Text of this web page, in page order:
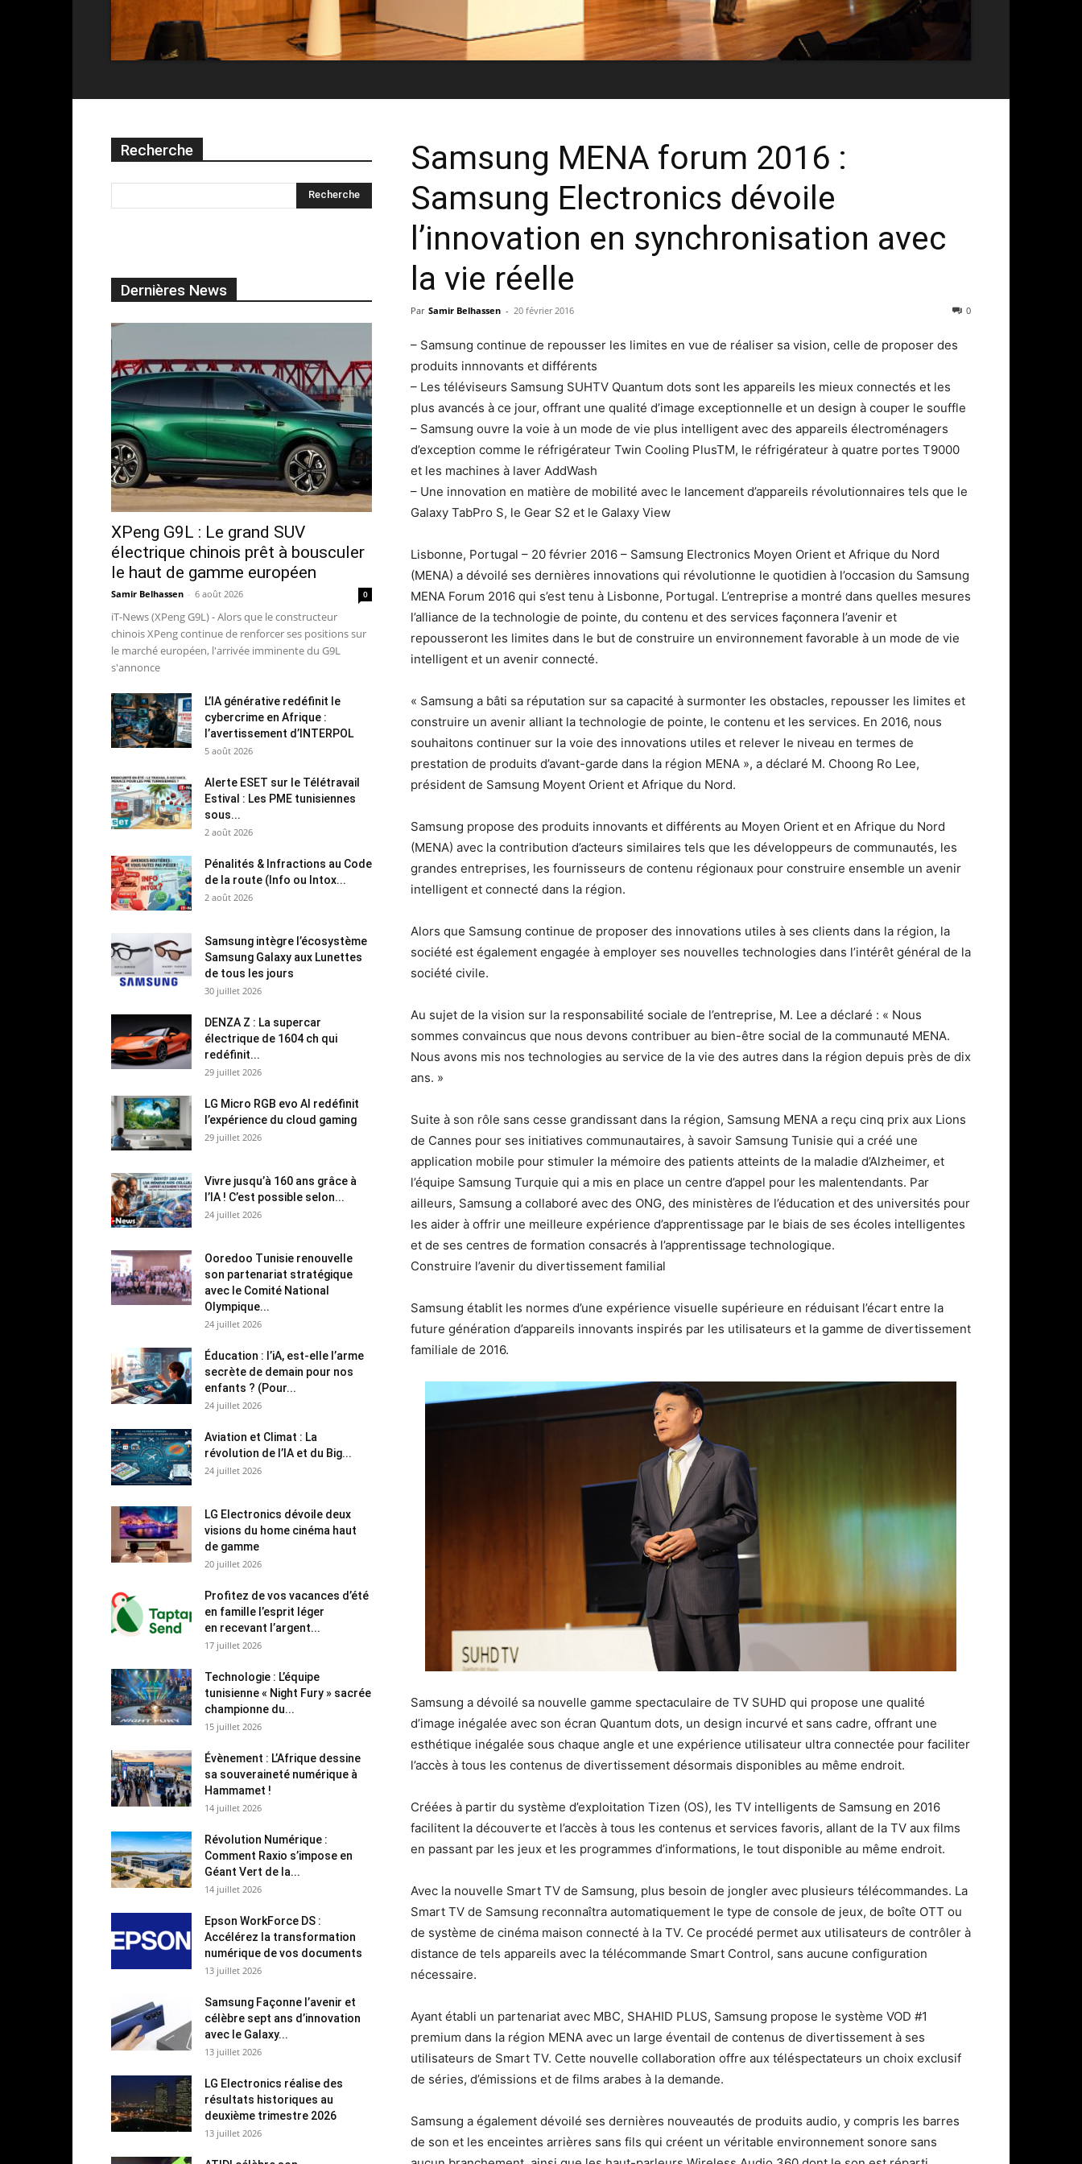
Samsung MENA forum 2016 :
Samsung Electronics dévoile
l’innovation en synchronisation avec
la vie réelle
Par Samir Belhassen - 20 février 2016 0
– Samsung continue de repousser les limites en vue de réaliser sa vision, celle de proposer des
produits innnovants et différents
– Les téléviseurs Samsung SUHTV Quantum dots sont les appareils les mieux connectés et les
plus avancés à ce jour, offrant une qualité d’image exceptionnelle et un design à couper le souffle
– Samsung ouvre la voie à un mode de vie plus intelligent avec des appareils électroménagers
d’exception comme le réfrigérateur Twin Cooling PlusTM, le réfrigérateur à quatre portes T9000
et les machines à laver AddWash
– Une innovation en matière de mobilité avec le lancement d’appareils révolutionnaires tels que le
Galaxy TabPro S, le Gear S2 et le Galaxy View
Lisbonne, Portugal – 20 février 2016 – Samsung Electronics Moyen Orient et Afrique du Nord
(MENA) a dévoilé ses dernières innovations qui révolutionne le quotidien à l’occasion du Samsung
MENA Forum 2016 qui s’est tenu à Lisbonne, Portugal. L’entreprise a montré dans quelles mesures
l’alliance de la technologie de pointe, du contenu et des services façonnera l’avenir et
repousseront les limites dans le but de construire un environnement favorable à un mode de vie
intelligent et un avenir connecté.
« Samsung a bâti sa réputation sur sa capacité à surmonter les obstacles, repousser les limites et
construire un avenir alliant la technologie de pointe, le contenu et les services. En 2016, nous
souhaitons continuer sur la voie des innovations utiles et relever le niveau en termes de
prestation de produits d’avant-garde dans la région MENA », a déclaré M. Choong Ro Lee,
président de Samsung Moyent Orient et Afrique du Nord.
Samsung propose des produits innovants et différents au Moyen Orient et en Afrique du Nord
(MENA) avec la contribution d’acteurs similaires tels que les développeurs de communautés, les
grandes entreprises, les fournisseurs de contenu régionaux pour construire ensemble un avenir
intelligent et connecté dans la région.
Alors que Samsung continue de proposer des innovations utiles à ses clients dans la région, la
société est également engagée à employer ses nouvelles technologies dans l’intérêt général de la
société civile.
Au sujet de la vision sur la responsabilité sociale de l’entreprise, M. Lee a déclaré : « Nous
sommes convaincus que nous devons contribuer au bien-être social de la communauté MENA.
Nous avons mis nos technologies au service de la vie des autres dans la région depuis près de dix
ans. »
Suite à son rôle sans cesse grandissant dans la région, Samsung MENA a reçu cinq prix aux Lions
de Cannes pour ses initiatives communautaires, à savoir Samsung Tunisie qui a créé une
application mobile pour stimuler la mémoire des patients atteints de la maladie d’Alzheimer, et
l’équipe Samsung Turquie qui a mis en place un centre d’appel pour les malentendants. Par
ailleurs, Samsung a collaboré avec des ONG, des ministères de l’éducation et des universités pour
les aider à offrir une meilleure expérience d’apprentissage par le biais de ses écoles intelligentes
et de ses centres de formation consacrés à l’apprentissage technologique.
Construire l’avenir du divertissement familial
Samsung établit les normes d’une expérience visuelle supérieure en réduisant l’écart entre la
future génération d’appareils innovants inspirés par les utilisateurs et la gamme de divertissement
familiale de 2016.
Samsung a dévoilé sa nouvelle gamme spectaculaire de TV SUHD qui propose une qualité
d’image inégalée avec son écran Quantum dots, un design incurvé et sans cadre, offrant une
esthétique inégalée sous chaque angle et une expérience utilisateur ultra connectée pour faciliter
l’accès à tous les contenus de divertissement désormais disponibles au même endroit.
Créées à partir du système d’exploitation Tizen (OS), les TV intelligents de Samsung en 2016
facilitent la découverte et l’accès à tous les contenus et services favoris, allant de la TV aux films
en passant par les jeux et les programmes d’informations, le tout disponible au même endroit.
Avec la nouvelle Smart TV de Samsung, plus besoin de jongler avec plusieurs télécommandes. La
Smart TV de Samsung reconnaîtra automatiquement le type de console de jeux, de boîte OTT ou
de système de cinéma maison connecté à la TV. Ce procédé permet aux utilisateurs de contrôler à
distance de tels appareils avec la télécommande Smart Control, sans aucune configuration
nécessaire.
Ayant établi un partenariat avec MBC, SHAHID PLUS, Samsung propose le système VOD #1
premium dans la région MENA avec un large éventail de contenus de divertissement à ses
utilisateurs de Smart TV. Cette nouvelle collaboration offre aux téléspectateurs un choix exclusif
de séries, d’émissions et de films arabes à la demande.
Samsung a également dévoilé ses dernières nouveautés de produits audio, y compris les barres
de son et les enceintes arrières sans fils qui créent un véritable environnement sonore sans
Recherche
Dernières News
XPeng G9L : Le grand SUV
électrique chinois prêt à bousculer
le haut de gamme européen
Samir Belhassen - 6 août 2026 0
iT-News (XPeng G9L) - Alors que le constructeur
chinois XPeng continue de renforcer ses positions sur
le marché européen, l'arrivée imminente du G9L
s'annonce
L’IA générative redéfinit le
cybercrime en Afrique :
l’avertissement d’INTERPOL
5 août 2026
Alerte ESET sur le Télétravail
Estival : Les PME tunisiennes
sous...
2 août 2026
Pénalités & Infractions au Code
de la route (Info ou Intox...
2 août 2026
Samsung intègre l’écosystème
Samsung Galaxy aux Lunettes
de tous les jours
30 juillet 2026
DENZA Z : La supercar
électrique de 1604 ch qui
redéfinit...
29 juillet 2026
LG Micro RGB evo AI redéfinit
l’expérience du cloud gaming
29 juillet 2026
Vivre jusqu’à 160 ans grâce à
l’IA ! C’est possible selon...
24 juillet 2026
Ooredoo Tunisie renouvelle
son partenariat stratégique
avec le Comité National
Olympique...
24 juillet 2026
Éducation : l’iA, est-elle l’arme
secrète de demain pour nos
enfants ? (Pour...
24 juillet 2026
Aviation et Climat : La
révolution de l’IA et du Big...
24 juillet 2026
LG Electronics dévoile deux
visions du home cinéma haut
de gamme
20 juillet 2026
Profitez de vos vacances d’été
en famille l’esprit léger
en recevant l’argent...
17 juillet 2026
Technologie : L’équipe
tunisienne « Night Fury » sacrée
championne du...
15 juillet 2026
Évènement : L’Afrique dessine
sa souveraineté numérique à
Hammamet !
14 juillet 2026
Révolution Numérique :
Comment Raxio s’impose en
Géant Vert de la...
14 juillet 2026
Epson WorkForce DS :
Accélérez la transformation
numérique de vos documents
13 juillet 2026
Samsung Façonne l’avenir et
célèbre sept ans d’innovation
avec le Galaxy...
13 juillet 2026
LG Electronics réalise des
résultats historiques au
deuxième trimestre 2026
13 juillet 2026